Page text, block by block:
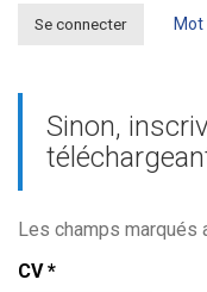
Se connecter Mot
Sinon,
Les champs marqués
CV *